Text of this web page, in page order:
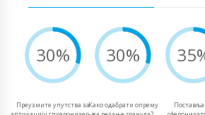
30%
Преузмите упутства за
30%
Како одабрати опрему